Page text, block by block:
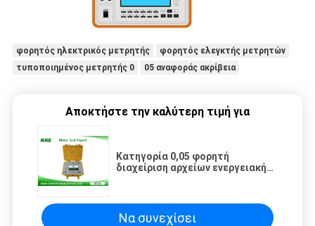
φορητός ηλεκτρικός μετρητής
φορητός ελεγκτής μετρητών
τυποποιημένος μετρητής 0
05 αναφοράς ακρίβεια
Αποκτήστε την καλύτερη τιμή για
Κατηγορία 0,05 φορητή
διαχείριση αρχείων ενεργειακής
Να συνεχίσει